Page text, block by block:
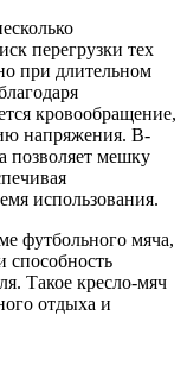
перегрузки тех
при длительном
кровообращение,
напряжения. В-
позволяет мешку
использования.
футбольного мяча,
способность
Такое кресло-мяч
отдыха и